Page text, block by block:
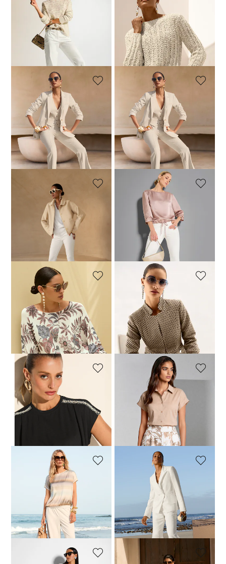
MADELEINE
Trui met glansgaren
169,95 €
MADELEINE
139,95 €239,95 €
Laagste prijs van de afgelopen 30
dagen**: 169,95 € (-17%)
MADELEINE
Lange jersey blazer
119,95 €
239,95 €
+1 Kleuren
Laagste prijs van de afgelopen 30
dagen**: 229,95 €
(-47%)
MADELEINE
Elegant jersey gilet
69,95 €119,95 €
+1 Kleuren
Laagste prijs van de afgelopen 30
dagen**: 109,95 €
(-36%)
MADELEINE
389,95 €
MADELEINE
Slim-fit jeans met rafelzoom
109,95 €
+6 Kleuren
Laagste prijs van de afgelopen 30
dagen**: 69,95 € (-14%)
MADELEINE
119,95 €199,95 €
Laagste prijs van de afgelopen 30
dagen**: 139,95 € (-14%)
MADELEINE
119,95 €229,95 €
Laagste prijs van de afgelopen 30
dagen**: 229,95 € (-47%)
MADELEINE
Shirt
49,95 €99,95 €
Laagste prijs van de afgelopen 30
MADELEINE
119,95 €
MADELEINE
139,95 €
Laagste prijs van de afgelopen 30
dagen**: 99,95 €
(-10%)
279,95 €
Laagste prijs van de afgelopen 30
dagen**: 179,95 € (-27%)